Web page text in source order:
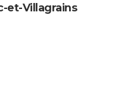
et-Villagrains